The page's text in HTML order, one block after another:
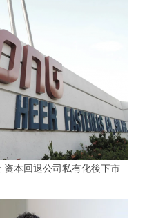
本回退公司私有化後下市